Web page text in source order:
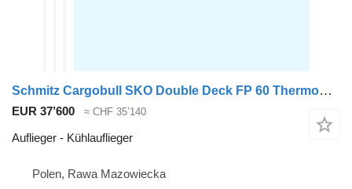
Schmitz Cargobull SKO Double Deck FP 60 ThermoKing SLXi 300
EUR 37’600 ≈ CHF 35’140
Auflieger - Kühlauflieger
Polen, Rawa Mazowiecka